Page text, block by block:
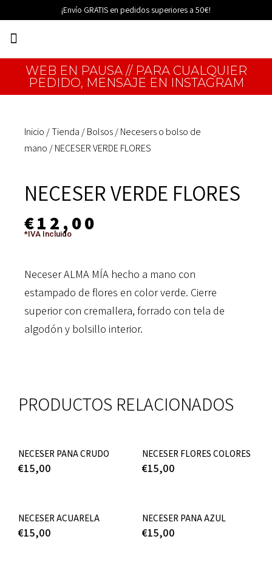
al
contenido
¡Envío GRATIS en pedidos superiores a 50€!
Menú
WEB EN PAUSA // PARA CUALQUIER
PEDIDO, MENSAJE EN INSTAGRAM
Inicio /Tienda /Bolsos/Necesers o bolso de
mano / NECESER VERDE FLORES
NECESER VERDE FLORES
€12,00
*IVA Incluido
Neceser ALMA MÍA hecho a mano con
estampado de flores en color verde. Cierre
superior con cremallera, forrado con tela de
algodón y bolsillo interior.
PRODUCTOS RELACIONADOS
NECESER PANA CRUDO
€15,00
NECESER FLORES COLORES
€15,00
NECESER ACUARELA
€15,00
NECESER PANA AZUL
€15,00